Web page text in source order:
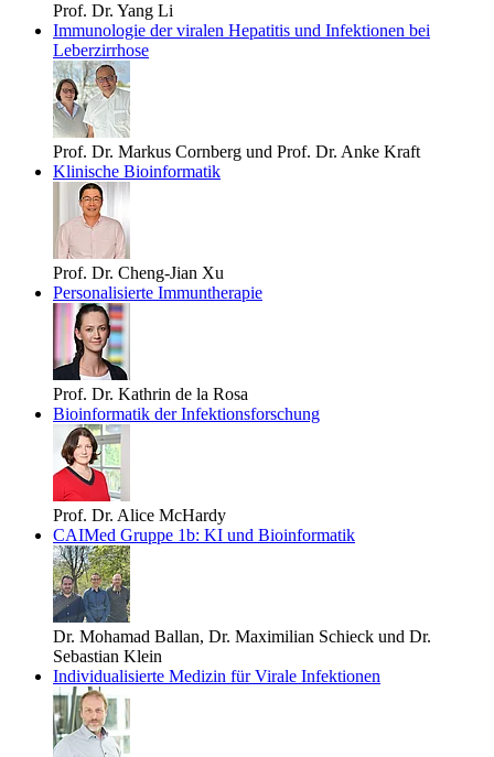
Prof. Dr. Yang Li
Immunologie der viralen Hepatitis und Infektionen bei
Leberzirrhose
Prof. Dr. Markus Cornberg und Prof. Dr. Anke Kraft
Klinische Bioinformatik
Prof. Dr. Cheng-Jian Xu
Personalisierte Immuntherapie
Prof. Dr. Kathrin de la Rosa
Bioinformatik der Infektionsforschung
Prof. Dr. Alice McHardy
CAIMed Gruppe 1b: KI und Bioinformatik
Dr. Mohamad Ballan, Dr. Maximilian Schieck und Dr.
Sebastian Klein
Individualisierte Medizin für Virale Infektionen